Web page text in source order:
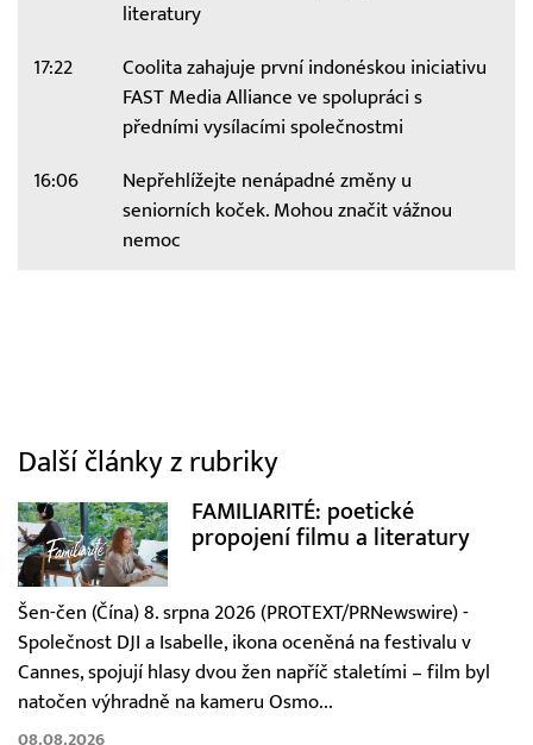
literatury
17:22
Coolita zahajuje první indonéskou iniciativu
FAST Media Alliance ve spolupráci s
předními vysílacími společnostmi
16:06
Nepřehlížejte nenápadné změny u
seniorních koček. Mohou značit vážnou
nemoc
Další články z rubriky
FAMILIARITÉ: poetické
propojení filmu a literatury
Šen-čen (Čína) 8. srpna 2026 (PROTEXT/PRNewswire) -
Společnost DJI a Isabelle, ikona oceněná na festivalu v
Cannes, spojují hlasy dvou žen napříč staletími – film byl
natočen výhradně na kameru Osmo...
08.08.2026